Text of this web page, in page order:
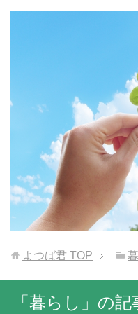
よつば君 TOP
「暮らし」の